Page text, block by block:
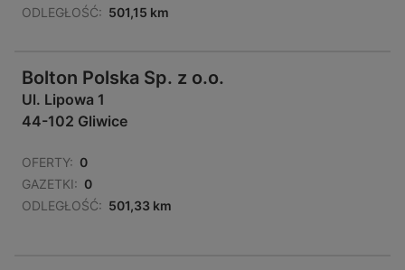
ODLEGŁOŚĆ: 501,15 km
Bolton Polska Sp. z o.o.
Ul. Lipowa 1
44-102 Gliwice
OFERTY: 0
GAZETKI: 0
ODLEGŁOŚĆ: 501,33 km